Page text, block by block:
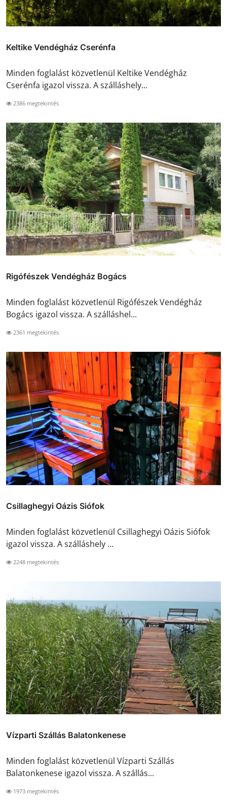
Keltike Vendégház Cserénfa
Minden foglalást közvetlenül Keltike Vendégház
Cserénfa igazol vissza. A szálláshely...
2386 megtekintés
Rigófészek Vendégház Bogács
Minden foglalást közvetlenül Rigófészek Vendégház
Bogács igazol vissza. A szálláshel...
2361 megtekintés
Csillaghegyi Oázis Siófok
Minden foglalást közvetlenül Csillaghegyi Oázis Siófok
igazol vissza. A szálláshely ...
2248 megtekintés
Vízparti Szállás Balatonkenese
Minden foglalást közvetlenül Vízparti Szállás
Balatonkenese igazol vissza. A szállás...
1973 megtekintés